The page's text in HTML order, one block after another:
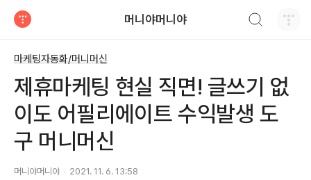
머니야머니야
마케팅자동화/머니머신
제휴마케팅 현실 직면! 글쓰기 없
이도 어필리에이트 수익발생 도
구 머니머신
머니야머니야 2021. 11. 6. 13:58